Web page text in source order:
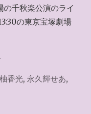
千秋楽公演のライ
の東京宝塚劇場
柚香光, 永久輝せあ,